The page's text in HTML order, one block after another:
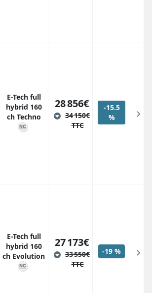
E-Tech full
hybrid 160
ch Techno
28 856€
34 150€
TTC
-15.5
%
E-Tech full
hybrid 160
ch Evolution
27 173€
33 550€
TTC
-19 %